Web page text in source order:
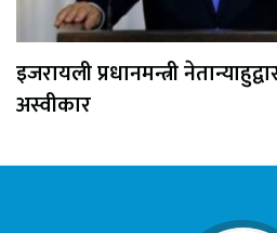
इजरायली प्रधानमन्त्री
अस्वीकार